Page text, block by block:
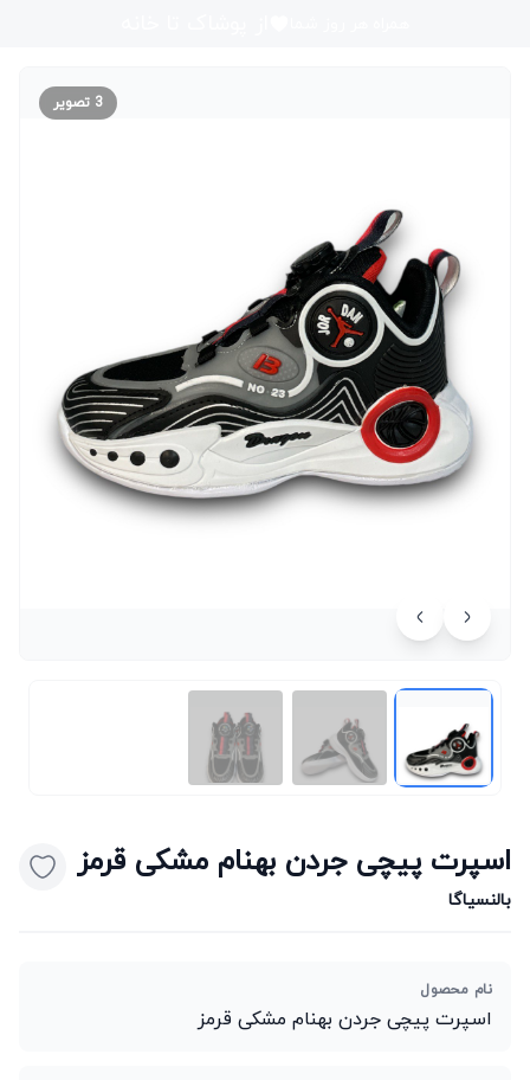
3 تصویر
اسپرت پیچی جردن بهنام مشکی قرمز
بالنسیاگا
نام محصول
اسپرت پیچی جردن بهنام مشکی قرمز